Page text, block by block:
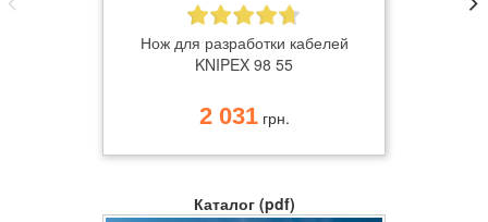
Нож для разработки кабелей
KNIPEX 98 55
2 031грн.
Каталог (pdf)